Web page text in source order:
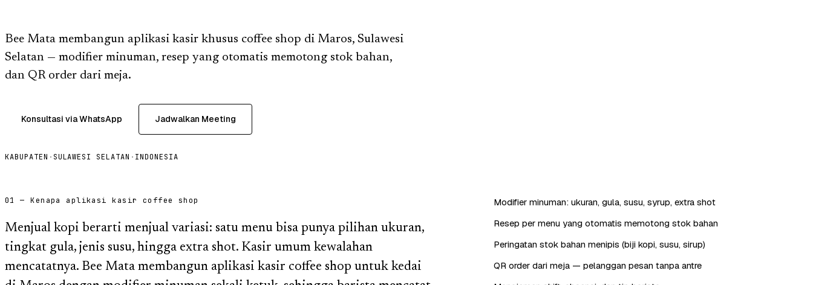
Bee Mata membangun aplikasi kasir khusus coffee shop di Maros, Sulawesi
Selatan — modifier minuman, resep yang otomatis memotong stok bahan,
dan QR order dari meja.
Konsultasi via WhatsApp Jadwalkan Meeting
KABUPATEN · SULAWESI SELATAN · INDONESIA
01 — Kenapa aplikasi kasir coffee shop
Menjual kopi berarti menjual variasi: satu menu bisa punya pilihan ukuran,
tingkat gula, jenis susu, hingga extra shot. Kasir umum kewalahan
mencatatnya. Bee Mata membangun aplikasi kasir coffee shop untuk kedai
Modifier minuman: ukuran, gula, susu, syrup, extra shot
Resep per menu yang otomatis memotong stok bahan
Peringatan stok bahan menipis (biji kopi, susu, sirup)
QR order dari meja — pelanggan pesan tanpa antre